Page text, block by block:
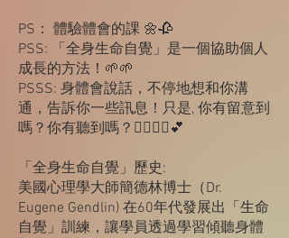
PS： 體驗體會的課 🌼🥀
PSS: 「全身生命自覺」是一個協助個人
成長的方法！🌱🌱
PSSS: 身體會說話，不停地想和你溝
通，告訴你一些訊息！只是, 你有留意到
嗎？你有聽到嗎？🤸‍♀️🏃‍♂️💕
「全身生命自覺」歷史:
美國心理學大師簡德林博士（Dr.
Eugene Gendlin) 在60年代發展出「生命
自覺」訓練，讓學員透過學習傾聽身體